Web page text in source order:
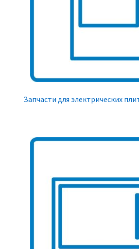
Запчасти для электрических